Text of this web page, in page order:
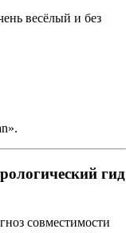
весёлый и без
гид
совместимости